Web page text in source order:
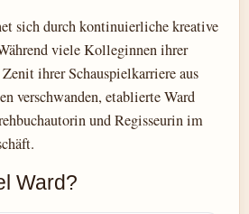
sich durch kontinuierliche kreative
viele Kolleginnen ihrer
ihrer Schauspielkarriere aus
verschwanden, etablierte Ward
und Regisseurin im
Ward?